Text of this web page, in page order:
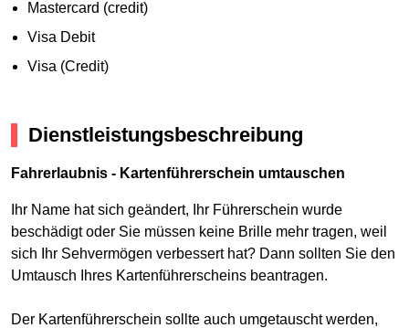
Mastercard (credit)
Visa Debit
Visa (Credit)
Dienstleistungsbeschreibung
Fahrerlaubnis - Kartenführerschein umtauschen
Ihr Name hat sich geändert, Ihr Führerschein wurde
beschädigt oder Sie müssen keine Brille mehr tragen, weil
sich Ihr Sehvermögen verbessert hat? Dann sollten Sie den
Umtausch Ihres Kartenführerscheins beantragen.
Der Kartenführerschein sollte auch umgetauscht werden,